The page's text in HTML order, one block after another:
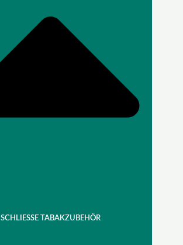
SCHLIESSE TABAKZUBEHÖR